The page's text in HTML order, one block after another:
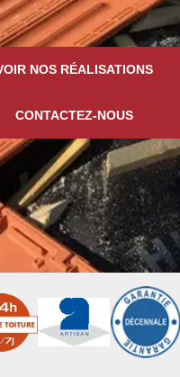
NOS RÉALISATIONS
CONTACTEZ-NOUS